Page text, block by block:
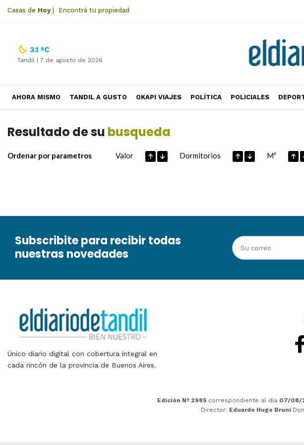
Casas de Hoy| Encontrá tu propiedad
3.1 ºC
Tandil | 7 de agosto de 2026
AHORA MISMO TANDIL A GUSTO OKAPI VIAJES POLÍTICA POLICIALES
Resultado de su busqueda
Ordenar por parametros Valor Dormitorios M²
Subscribite para recibir todas
nuestras novedades
Único diario digital con cobertura integral en
cada rincón de la provincia de Buenos Aires.
Edición Nº 2985 correspondiente al día 07/08/
Director: Eduardo Hugo Bruni